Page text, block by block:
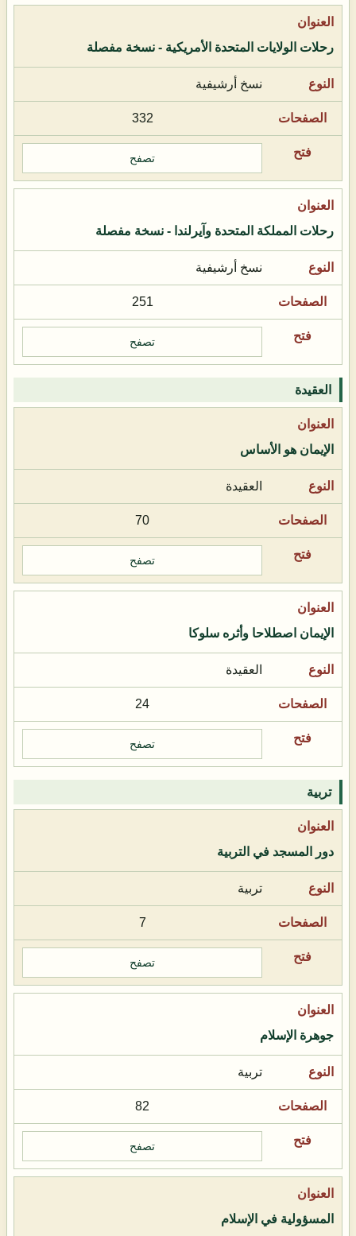
رحلات الولايات المتحدة الأمريكية - نسخة مفصلة
نسخ أرشيفية
332
تصفح
رحلات المملكة المتحدة وآيرلندا - نسخة مفصلة
نسخ أرشيفية
251
تصفح
العقيدة
الإيمان هو الأساس
العقيدة
70
تصفح
الإيمان اصطلاحا وأثره سلوكا
العقيدة
24
تصفح
تربية
دور المسجد في التربية
تربية
7
تصفح
جوهرة الإسلام
تربية
82
تصفح
المسؤولية في الإسلام